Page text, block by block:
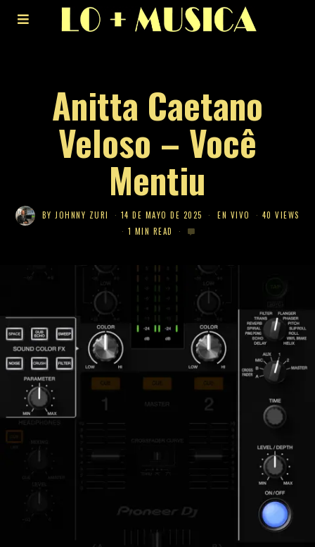
Anitta Caetano
Veloso – Você
Mentiu
BYJOHNNY ZURI 14 DE MAYO DE 2025 EN VIVO
40 VIEWS
1 MIN READ